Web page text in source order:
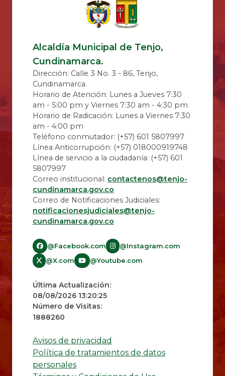
Alcaldía Municipal de Tenjo,
Cundinamarca.
Dirección: Calle 3 No. 3 - 86, Tenjo,
Cundinamarca.
Horario de Atención: Lunes a Jueves 7:30
am - 5:00 pm y Viernes 7:30 am - 4:30 pm
Horario de Radicación: Lunes a Viernes 7:30
am - 4:00 pm
Teléfono conmutador: (+57) 601 5807997
Línea Anticorrupción: (+57) 018000919748
Línea de servicio a la ciudadanía: (+57) 601
5807997
Correo institucional: contactenos@tenjo-
cundinamarca.gov.co
Correo de Notificaciones Judiciales:
notificacionesjudiciales@tenjo-
cundinamarca.gov.co​
@Facebook.com
@Instagram.com
@X.com
@Youtube.com
Última Actualización:
08/08/2026 13:20:25
Número de Visitas:
1888260
Avisos de privacidad
Política de tratamientos de datos
personales